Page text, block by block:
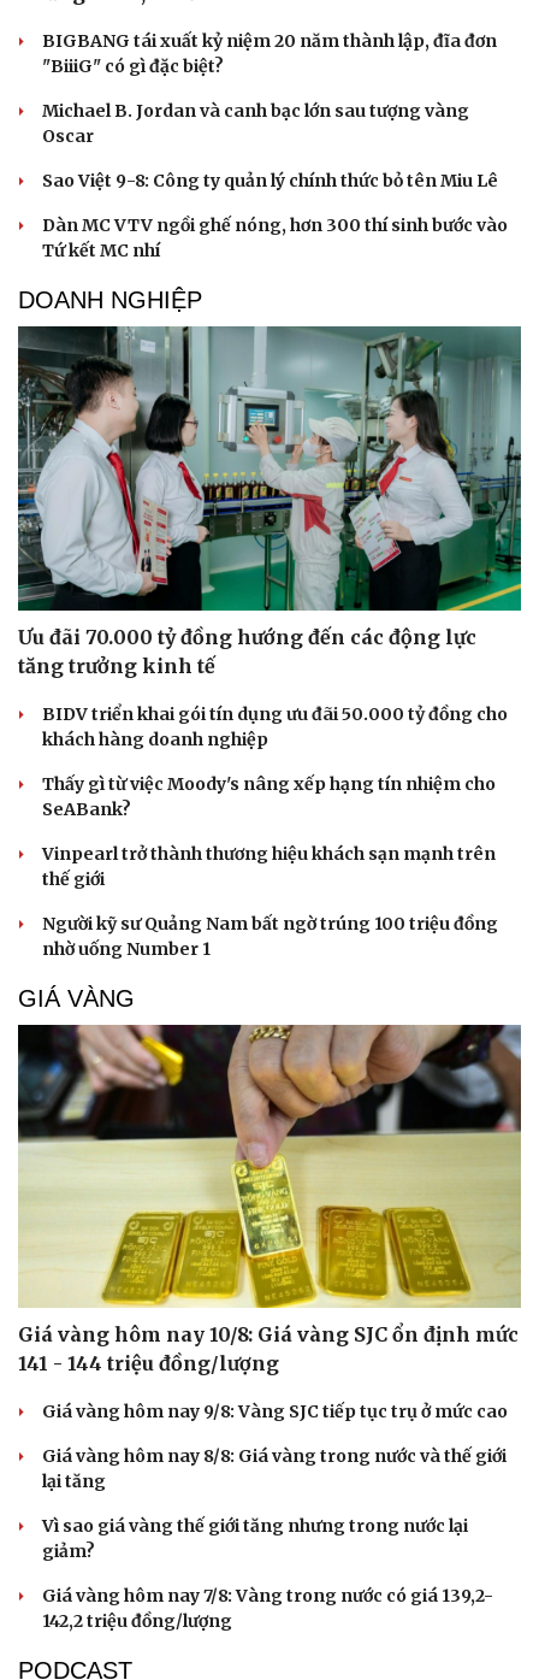
Du lịch
Tư vấn
Săn Tour
check-in
Podcast
Câu chuyện thời sự
Đọc truyện đêm khuya
Cửa sổ tình yêu
Kể chuyện cho bé
BIGBANG tái xuất kỷ niệm 20 năm thành lập, đĩa đơn
"BiiiG" có gì đặc biệt?
Michael B. Jordan và canh bạc lớn sau tượng vàng
Oscar
Sao Việt 9-8: Công ty quản lý chính thức bỏ tên Miu Lê
Dàn MC VTV ngồi ghế nóng, hơn 300 thí sinh bước vào
Tứ kết MC nhí
DOANH NGHIỆP
Ưu đãi 70.000 tỷ đồng hướng đến các động lực
tăng trưởng kinh tế
BIDV triển khai gói tín dụng ưu đãi 50.000 tỷ đồng cho
khách hàng doanh nghiệp
Thấy gì từ việc Moody's nâng xếp hạng tín nhiệm cho
SeABank?
Vinpearl trở thành thương hiệu khách sạn mạnh trên
thế giới
Người kỹ sư Quảng Nam bất ngờ trúng 100 triệu đồng
nhờ uống Number 1
GIÁ VÀNG
Giá vàng hôm nay 10/8: Giá vàng SJC ổn định mức
141 - 144 triệu đồng/lượng
Giá vàng hôm nay 9/8: Vàng SJC tiếp tục trụ ở mức cao
Giá vàng hôm nay 8/8: Giá vàng trong nước và thế giới
lại tăng
Vì sao giá vàng thế giới tăng nhưng trong nước lại
giảm?
Giá vàng hôm nay 7/8: Vàng trong nước có giá 139,2-
142,2 triệu đồng/lượng
PODCAST